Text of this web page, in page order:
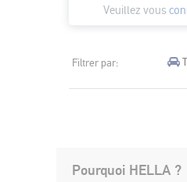
Veuillez vous
Filtrer par:
Pourquoi HELLA ?